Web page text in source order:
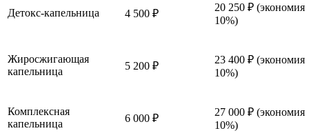
Детокс-капельница 4 500 ₽
20 250 ₽ (экономия
10%)
Жиросжигающая
капельница
5 200 ₽
23 400 ₽ (экономия
10%)
Комплексная
капельница
6 000 ₽
27 000 ₽ (экономия
10%)